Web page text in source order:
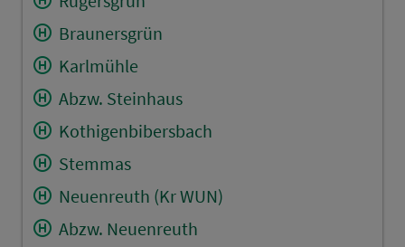
Braunersgrün
Karlmühle
Abzw. Steinhaus
Kothigenbibersbach
Stemmas
Neuenreuth (Kr WUN)
Abzw. Neuenreuth